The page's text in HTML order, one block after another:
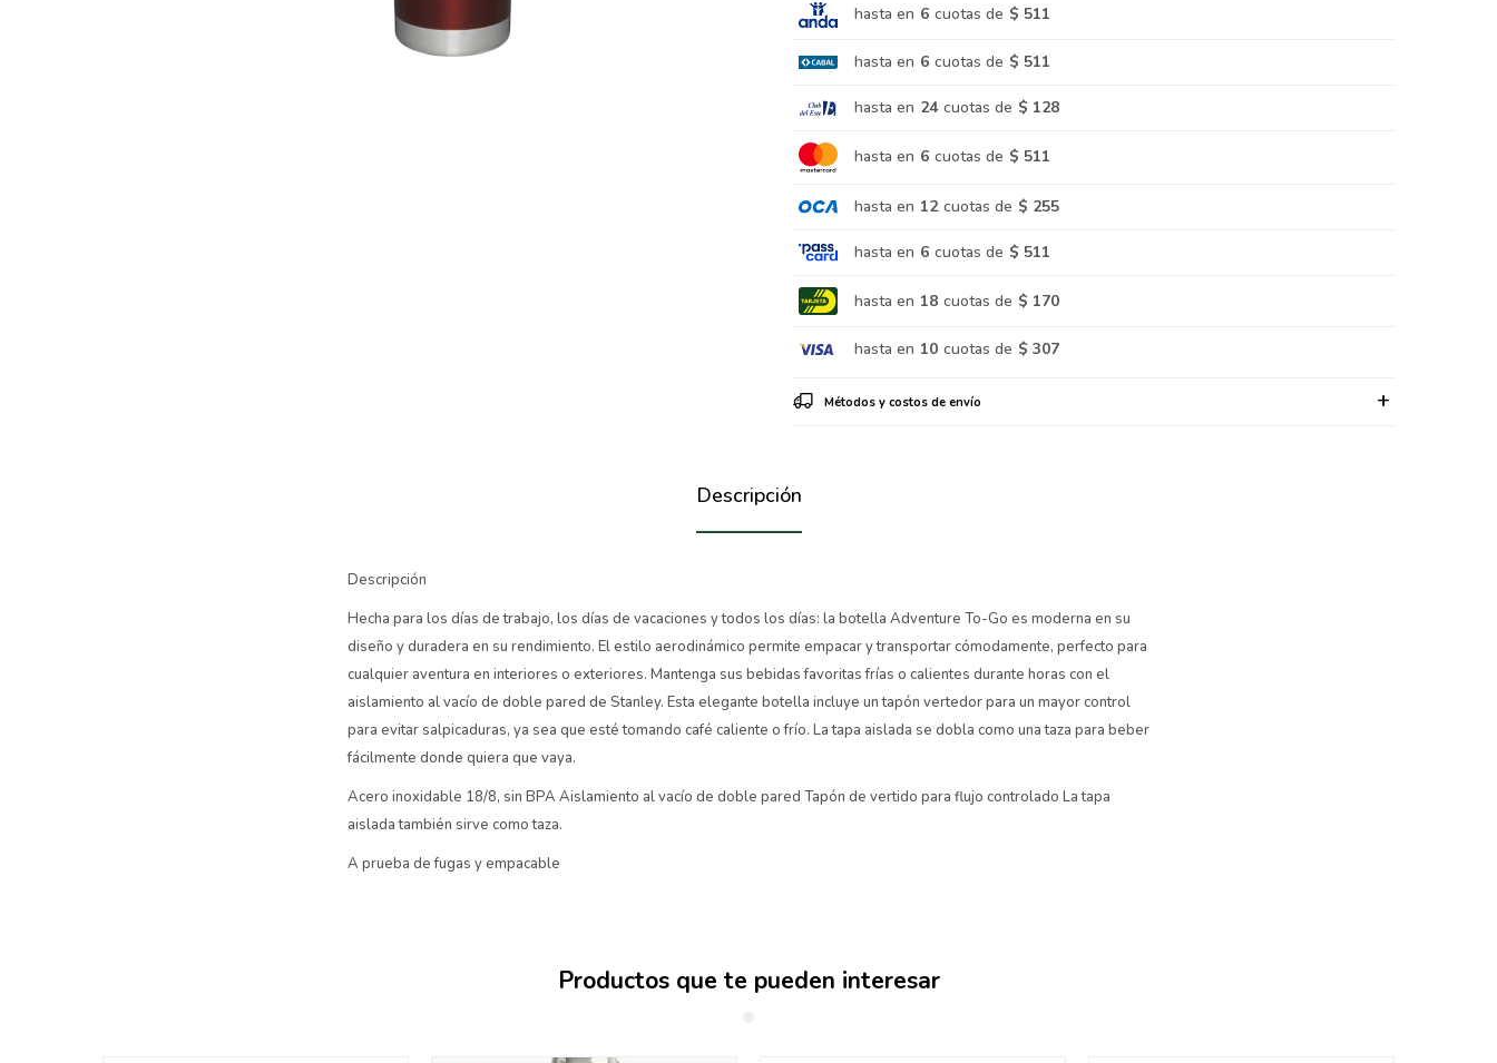
hasta en 6 cuotas de $ 511
hasta en 6 cuotas de $ 511
hasta en 24 cuotas de $ 128
hasta en 6 cuotas de $ 511
hasta en 12 cuotas de $ 255
hasta en 6 cuotas de $ 511
hasta en 18 cuotas de $ 170
hasta en 10 cuotas de $ 307
Métodos y costos de envío
Descripción
Descripción
Hecha para los días de trabajo, los días de vacaciones y todos los días: la botella Adventure To-Go es moderna en su
diseño y duradera en su rendimiento. El estilo aerodinámico permite empacar y transportar cómodamente, perfecto para
cualquier aventura en interiores o exteriores. Mantenga sus bebidas favoritas frías o calientes durante horas con el
aislamiento al vacío de doble pared de Stanley. Esta elegante botella incluye un tapón vertedor para un mayor control
para evitar salpicaduras, ya sea que esté tomando café caliente o frío. La tapa aislada se dobla como una taza para beber
fácilmente donde quiera que vaya.
Acero inoxidable 18/8, sin BPA Aislamiento al vacío de doble pared Tapón de vertido para flujo controlado La tapa
aislada también sirve como taza.
A prueba de fugas y empacable
Productos que te pueden interesar